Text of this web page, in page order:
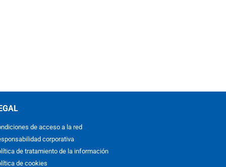
de acceso a la red
corporativa
de tratamiento de la información
de cookies